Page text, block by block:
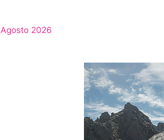
Agosto 2026